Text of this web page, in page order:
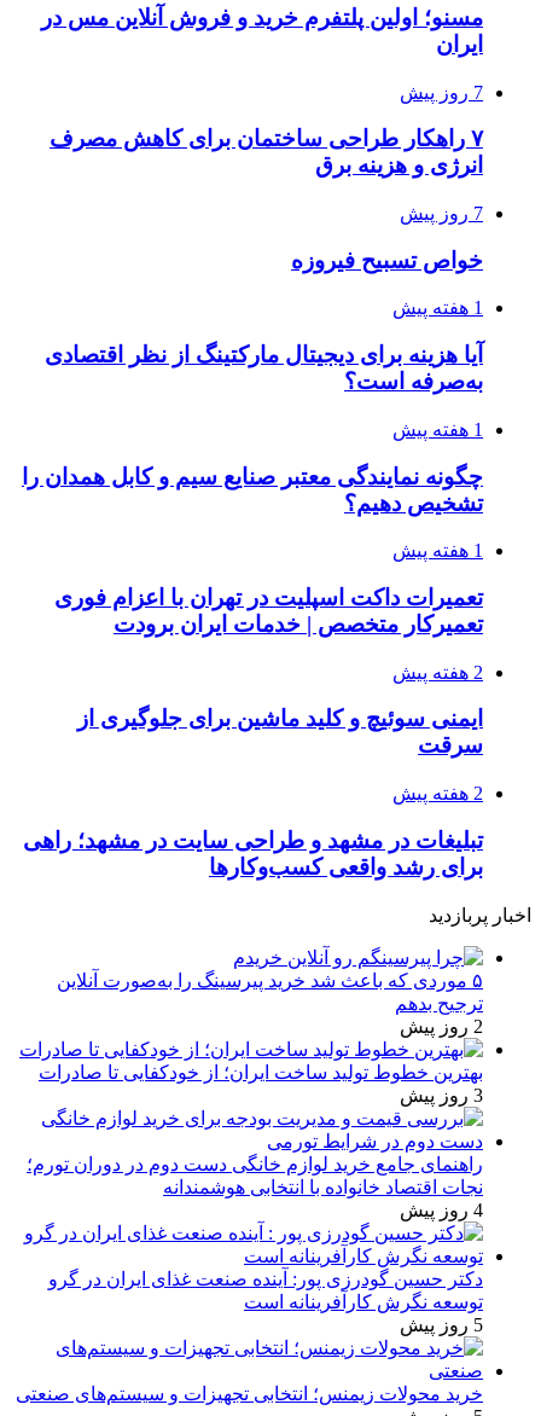
مسنو؛ اولین پلتفرم خرید و فروش آنلاین مس در
ایران
7 روز پیش
۷ راهکار طراحی ساختمان برای کاهش مصرف
انرژی و هزینه برق
7 روز پیش
خواص تسبیح فیروزه
1 هفته پیش
آیا هزینه برای دیجیتال مارکتینگ از نظر اقتصادی
به‌صرفه است؟
1 هفته پیش
چگونه نمایندگی معتبر صنایع سیم و کابل همدان را
تشخیص دهیم؟
1 هفته پیش
تعمیرات داکت اسپلیت در تهران با اعزام فوری
تعمیرکار متخصص | خدمات ایران برودت
2 هفته پیش
ایمنی سوئیچ و کلید ماشین برای جلوگیری از
سرقت
2 هفته پیش
تبلیغات در مشهد و طراحی سایت در مشهد؛ راهی
برای رشد واقعی کسب‌وکارها
اخبار پربازدید
۵ موردی که باعث شد خرید پیرسینگ را به‌صورت آنلاین
ترجیح بدهم
2 روز پیش
بهترین خطوط تولید ساخت ایران؛ از خودکفایی تا صادرات
3 روز پیش
راهنمای جامع خرید لوازم خانگی دست دوم در دوران تورم؛
نجات اقتصاد خانواده با انتخابی هوشمندانه
4 روز پیش
دکتر حسین گودرزی پور: آینده صنعت غذای ایران در گرو
توسعه نگرش کارآفرینانه است
5 روز پیش
خرید محولات زیمنس؛ انتخابی تجهیزات و سیستم‌های صنعتی